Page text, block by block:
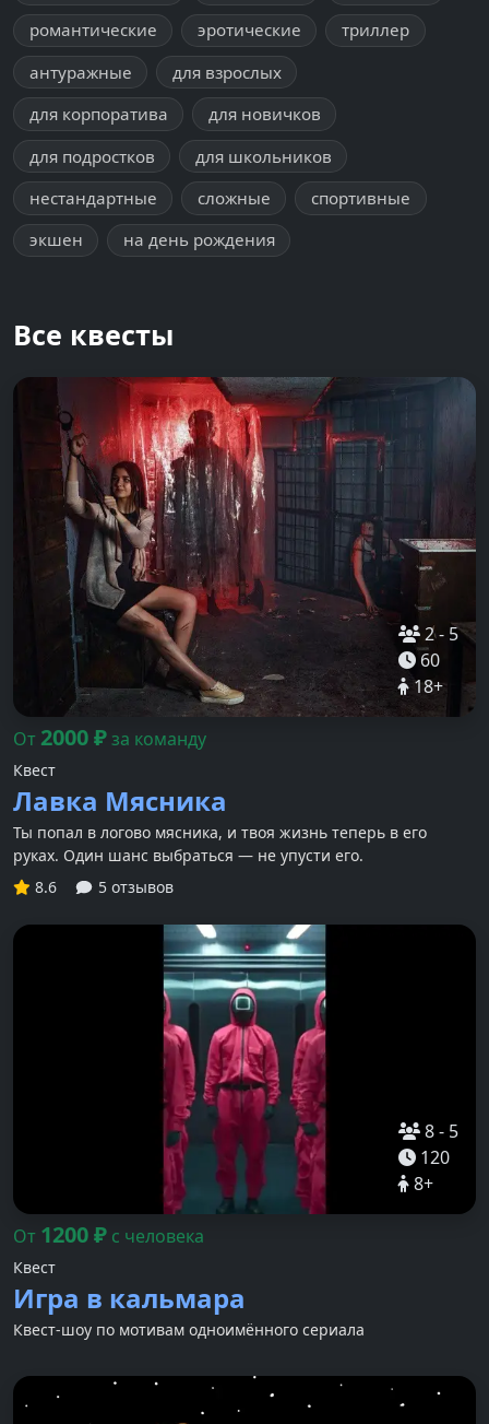
романтические
эротические
триллер
антуражные
для взрослых
для корпоратива
для новичков
для подростков
для школьников
нестандартные
сложные
спортивные
экшен
на день рождения
Все квесты
2- 5
60
18+
От 2000₽за команду
Квест
Лавка Мясника
Ты попал в логово мясника, и твоя жизнь теперь в его
руках. Один шанс выбраться — не упусти его.
8.6
5 отзывов
8- 5
120
8+
От 1200₽ с человека
Квест
Игра в кальмара
Квест-шоу по мотивам одноимённого сериала